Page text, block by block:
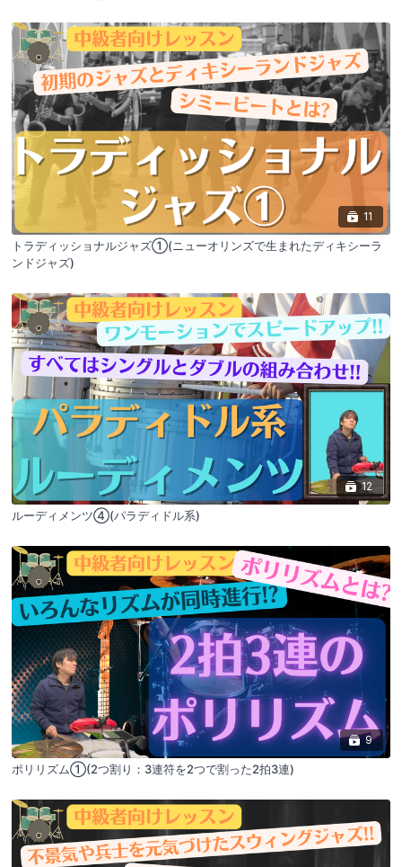
11
トラディッショナルジャズ①(ニューオリンズで生まれたディキシーラ
ンドジャズ)
12
ルーディメンツ④(パラディドル系)
9
ポリリズム①(2つ割り：3連符を2つで割った2拍3連)